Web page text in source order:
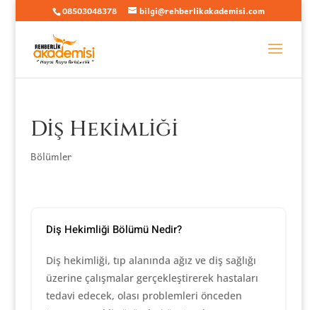
08503048378 bilgi@rehberlikakademisi.com
Diş Hekimliği
Bölümler
Diş Hekimliği Bölümü Nedir?
Diş hekimliği, tıp alanında ağız ve diş sağlığı
üzerine çalışmalar gerçekleştirerek hastaları
tedavi edecek, olası problemleri önceden